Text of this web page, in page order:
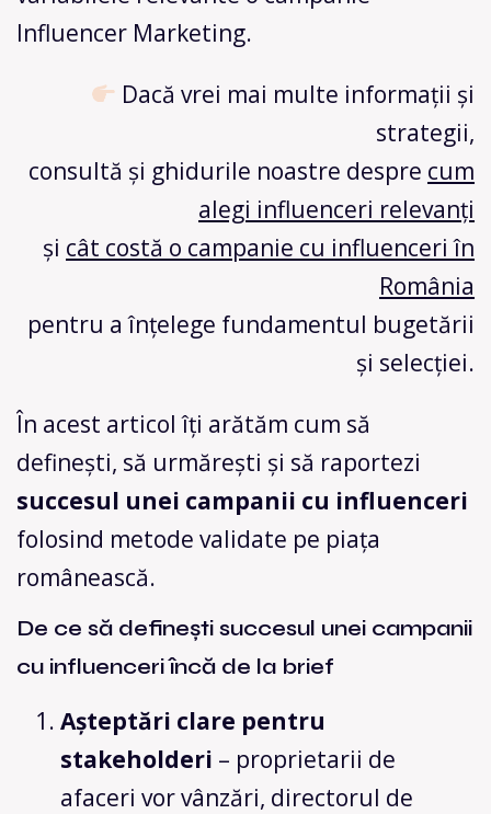
Influencer Marketing.
Dacă vrei mai multe informații și
strategii,
consultă și ghidurile noastre despre cum
alegi influenceri relevanți
și cât costă o campanie cu influenceri în
România
pentru a înțelege fundamentul bugetării
și selecției.
În acest articol îți arătăm cum să
definești, să urmărești și să raportezi
succesul unei campanii cu influenceri
folosind metode validate pe piața
românească.
De ce să definești succesul unei campanii
cu influenceri încă de la brief
Așteptări clare pentru
stakeholderi – proprietarii de
afaceri vor vânzări, directorul de